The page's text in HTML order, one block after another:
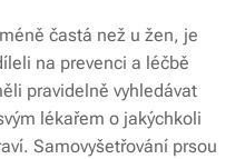
častá než u žen, je
na prevenci a léčbě
pravidelně vyhledávat
lékařem o jakýchkoli
Samovyšetřování prsou